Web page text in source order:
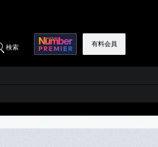
検索 有料会員